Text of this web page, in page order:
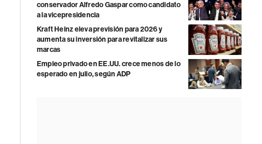
conservador Alfredo Gaspar como candidato
a la vicepresidencia
Kraft Heinz eleva previsión para 2026 y
aumenta su inversión para revitalizar sus
marcas
Empleo privado en EE.UU. crece menos de lo
esperado en julio, según ADP